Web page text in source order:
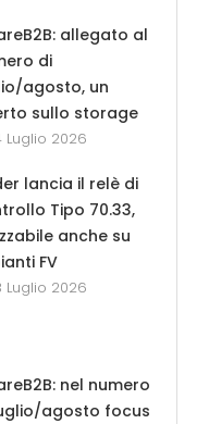
allegato al
di
agosto, un
sullo storage
Luglio 2026
lancia il relè di
Tipo 70.33,
anche su
FV
Luglio 2026
nel numero
agosto focus